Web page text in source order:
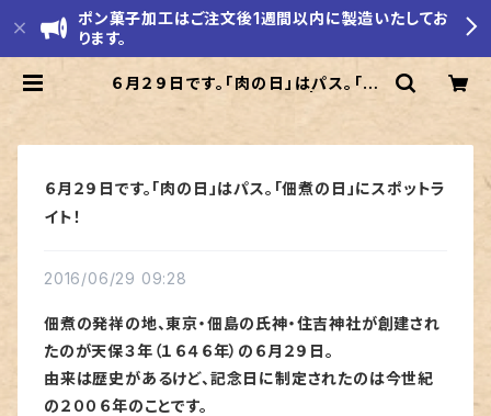
ポン菓子加工はご注文後1週間以内に製造いたしてお
ります。
６月２９日です。「肉の日」はパス。「佃
６月２９日です。「肉の日」はパス。「佃煮の日」にスポットラ
イト！
2016/06/29 09:28
佃煮の発祥の地、東京・佃島の氏神・住吉神社が創建され
たのが天保３年（１６４６年）の６月２９日。
由来は歴史があるけど、記念日に制定されたのは今世紀
の２００６年のことです。